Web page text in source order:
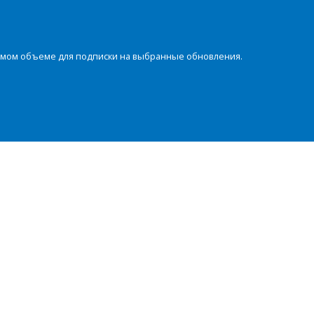
объеме для подписки на выбранные обновления.